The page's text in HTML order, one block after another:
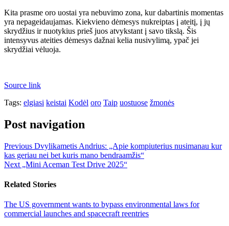
Kita prasme oro uostai yra nebuvimo zona, kur dabartinis momentas
yra nepageidaujamas. Kiekvieno dėmesys nukreiptas į ateitį, į jų
skrydžius ir nuotykius prieš juos atvykstant į savo tikslą. Šis
intensyvus ateities dėmesys dažnai kelia nusivylimą, ypač jei
skrydžiai vėluoja.
Source link
Tags: elgiasi keistai Kodėl oro Taip uostuose žmonės
Post navigation
Previous Dvylikametis Andrius: „Apie kompiuterius nusimanau kur
kas geriau nei bet kuris mano bendraamžis“
Next „Mini Aceman Test Drive 2025“
Related Stories
The US government wants to bypass environmental laws for
commercial launches and spacecraft reentries